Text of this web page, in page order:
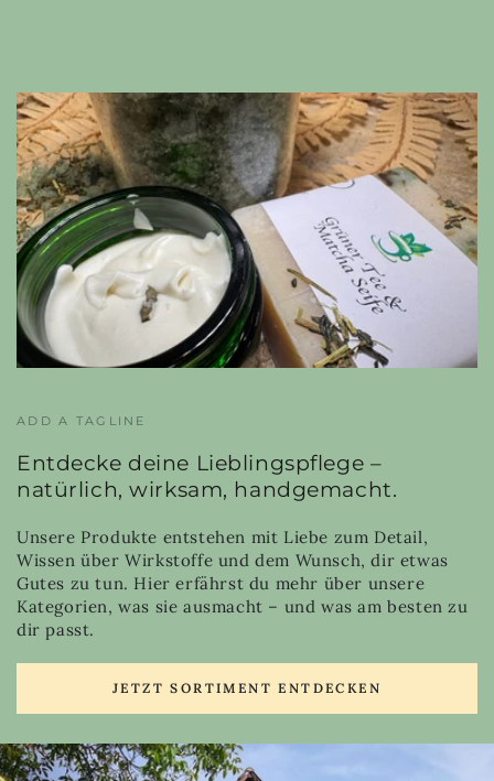
ADD A TAGLINE
Entdecke deine Lieblingspflege –
natürlich, wirksam, handgemacht.
Unsere Produkte entstehen mit Liebe zum Detail,
Wissen über Wirkstoffe und dem Wunsch, dir etwas
Gutes zu tun. Hier erfährst du mehr über unsere
Kategorien, was sie ausmacht – und was am besten zu
dir passt.
JETZT SORTIMENT ENTDECKEN